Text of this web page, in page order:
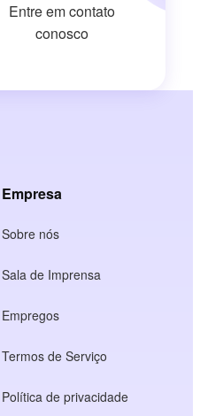
Entre em contato
conosco
Empresa
Sobre nós
Sala de Imprensa
Empregos
Termos de Serviço
Política de privacidade